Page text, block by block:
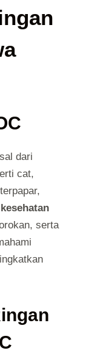
dari
cat,
serta